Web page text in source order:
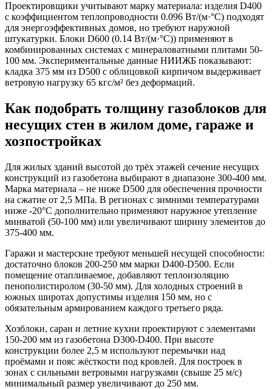
Проектировщики учитывают марку материала: изделия D400
с коэффициентом теплопроводности 0.096 Вт/(м·°C) подходят
для энергоэффективных домов, но требуют наружной
штукатурки. Блоки D600 (0.14 Вт/(м·°C)) применяют в
комбинированных системах с минераловатными плитами 50-
100 мм. Экспериментальные данные НИИЖБ показывают:
кладка 375 мм из D500 с облицовкой кирпичом выдерживает
ветровую нагрузку 65 кгс/м² без деформаций.
Как подобрать толщину газоблоков для
несущих стен в жилом доме, гараже и
хозпостройках
Для жилых зданий высотой до трёх этажей сечение несущих
конструкций из газобетона выбирают в диапазоне 300-400 мм.
Марка материала – не ниже D500 для обеспечения прочности
на сжатие от 2,5 МПа. В регионах с зимними температурами
ниже -20°C дополнительно применяют наружное утепление
минватой (50-100 мм) или увеличивают ширину элементов до
375-400 мм.
Гаражи и мастерские требуют меньшей несущей способности:
достаточно блоков 200-250 мм марки D400-D500. Если
помещение отапливаемое, добавляют теплоизоляцию
пенополистиролом (30-50 мм). Для холодных строений в
южных широтах допустимы изделия 150 мм, но с
обязательным армированием каждого третьего ряда.
Хозблоки, сараи и летние кухни проектируют с элементами
150-200 мм из газобетона D300-D400. При высоте
конструкции более 2,5 м используют перемычки над
проёмами и пояс жёсткости под кровлей. Для построек в
зонах с сильными ветровыми нагрузками (свыше 25 м/с)
минимальный размер увеличивают до 250 мм.